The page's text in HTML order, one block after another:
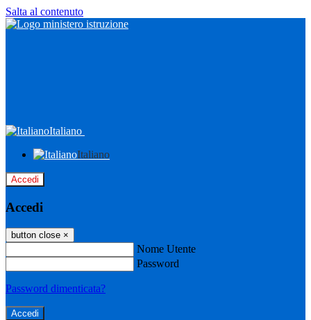
Salta al contenuto
Italiano
Italiano
Accedi
Accedi
button close ×
Nome Utente
Password
Password dimenticata?